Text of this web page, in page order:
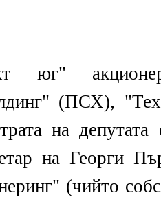
юг"
(ПСХ),
на
на Георги
(чийто